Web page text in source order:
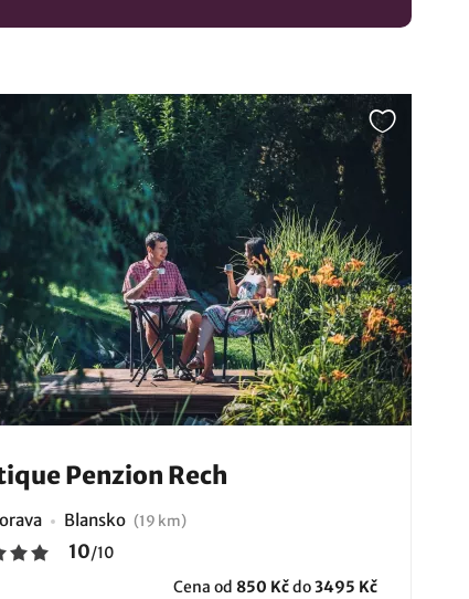
Penzion Rech
Blansko (19 km)
10/10
Cena od 850 Kčdo3495 Kč